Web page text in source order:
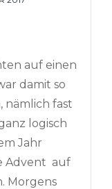
auf einen
damit so
nämlich fast
logisch
Jahr
Advent auf
Morgens